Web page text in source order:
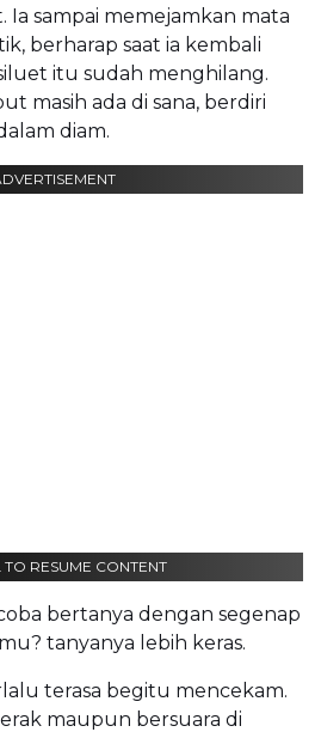
sampai memejamkan mata
berharap saat ia kembali
itu sudah menghilang.
masih ada di sana, berdiri
diam.
TO RESUME CONTENT
bertanya dengan segenap
tanyanya lebih keras.
terasa begitu mencekam.
maupun bersuara di